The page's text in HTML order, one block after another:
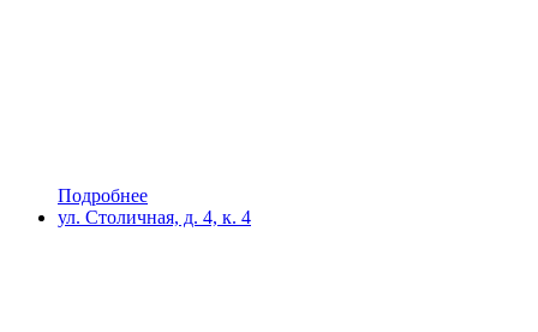
Подробнее
ул. Столичная, д. 4, к. 4